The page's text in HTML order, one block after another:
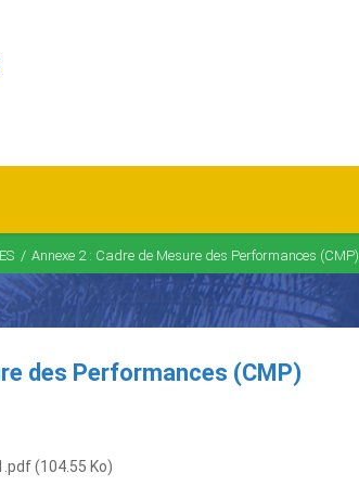
/ Annexe 2 : Cadre de Mesure des Performances (CMP)
des Performances (CMP)
(104.55 Ko)